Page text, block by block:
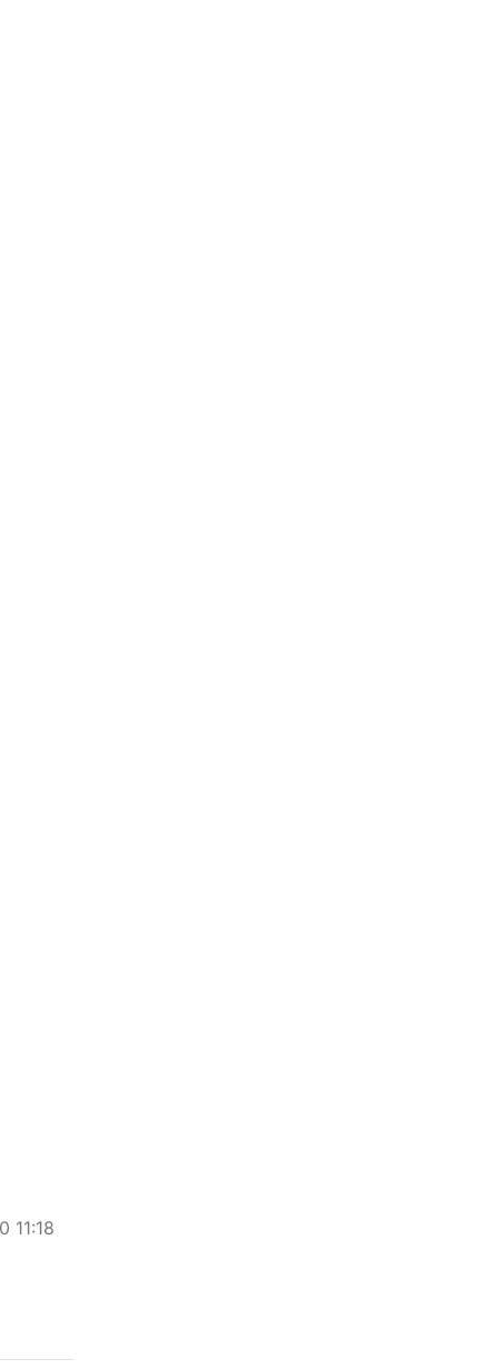
11:18